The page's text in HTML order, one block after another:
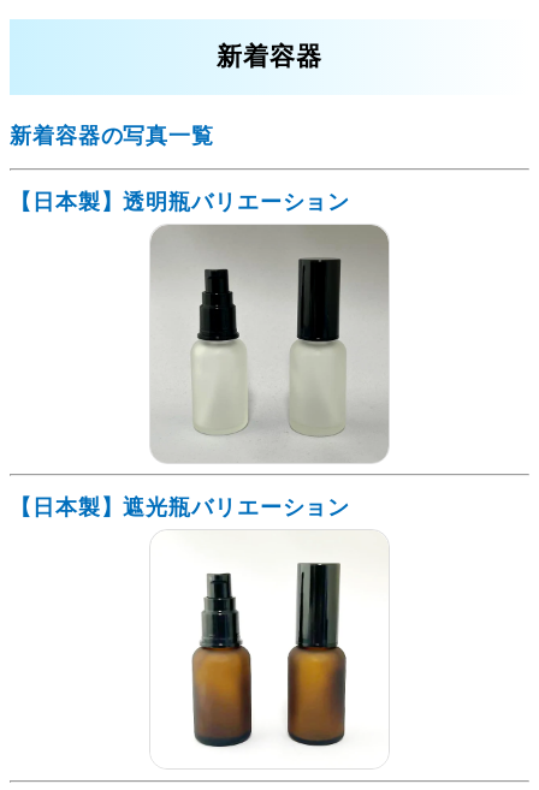
新着容器
新着容器の写真一覧
【日本製】透明瓶バリエーション
【日本製】遮光瓶バリエーション